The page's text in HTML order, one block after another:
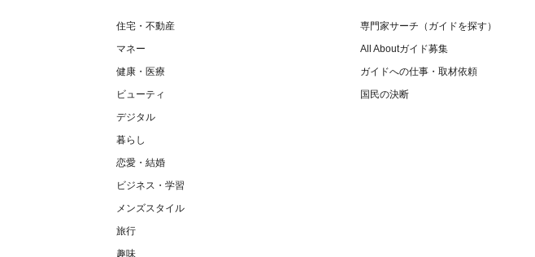
住宅・不動産
マネー
健康・医療
ビューティ
デジタル
暮らし
恋愛・結婚
ビジネス・学習
メンズスタイル
旅行
趣味
専門家サーチ（ガイドを探す）
All Aboutガイド募集
ガイドへの仕事・取材依頼
国民の決断